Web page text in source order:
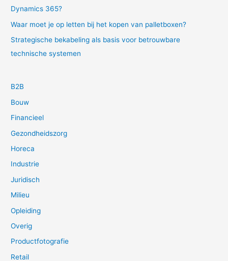
Dynamics 365?
Waar moet je op letten bij het kopen van palletboxen?
Strategische bekabeling als basis voor betrouwbare
technische systemen
B2B
Bouw
Financieel
Gezondheidszorg
Horeca
Industrie
Juridisch
Milieu
Opleiding
Overig
Productfotografie
Retail